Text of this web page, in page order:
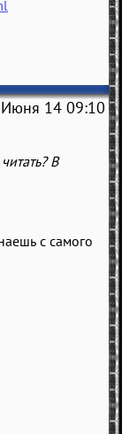
Июня 14 09:10
В
с самого